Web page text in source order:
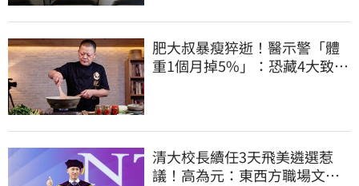
肥大叔暴瘦猝逝！醫示警「體
重1個月掉5%」：恐藏4大致命
清大校長續任3天飛美遴選惹
議！高為元：東西方職場文化